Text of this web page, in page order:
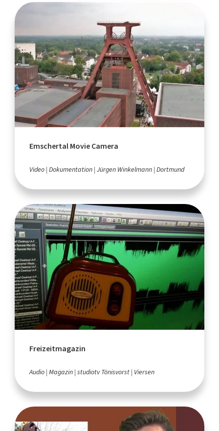
Emschertal Movie Camera
Video Dokumentation Jürgen Winkelmann Dortmund
Freizeitmagazin
Audio Magazin studiotv Tönisvorst Viersen